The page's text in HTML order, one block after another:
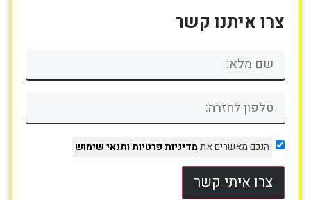
צרו איתנו קשר
הנכם מאשרים אתמדיניות פרטיותותנאי שימוש
צרו איתי קשר